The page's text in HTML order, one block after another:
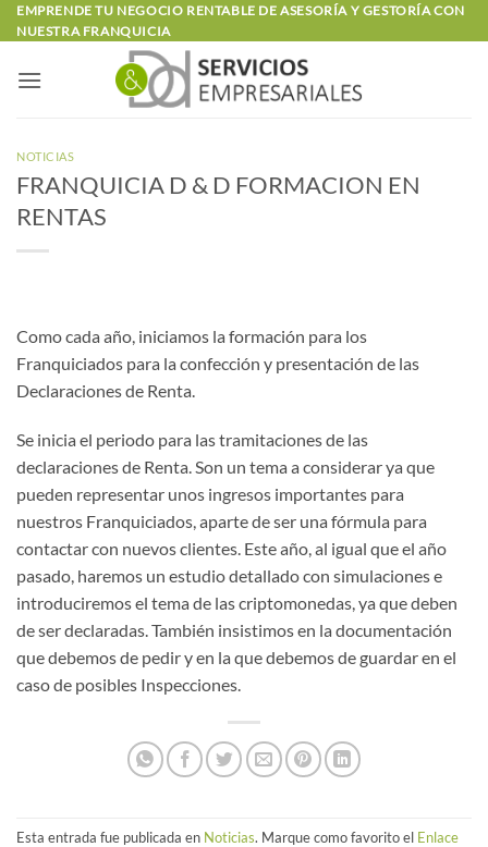
Saltar
al
EMPRENDE TU NEGOCIO RENTABLE DE ASESORÍA Y GESTORÍA CON
NUESTRA FRANQUICIA
NOTICIAS
FRANQUICIA D & D FORMACION EN
RENTAS
Como cada año, iniciamos la formación para los
Franquiciados para la confección y presentación de las
Declaraciones de Renta.
Se inicia el periodo para las tramitaciones de las
declaraciones de Renta. Son un tema a considerar ya que
pueden representar unos ingresos importantes para
nuestros Franquiciados, aparte de ser una fórmula para
contactar con nuevos clientes. Este año, al igual que el año
pasado, haremos un estudio detallado con simulaciones e
introduciremos el tema de las criptomonedas, ya que deben
de ser declaradas. También insistimos en la documentación
que debemos de pedir y en la que debemos de guardar en el
caso de posibles Inspecciones.
Esta entrada fue publicada en Noticias. Marque como favorito el Enlace